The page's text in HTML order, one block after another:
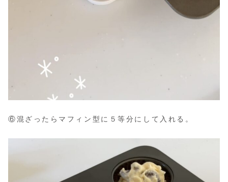
⑥混ざったらマフィン型に５等分にして入れる。